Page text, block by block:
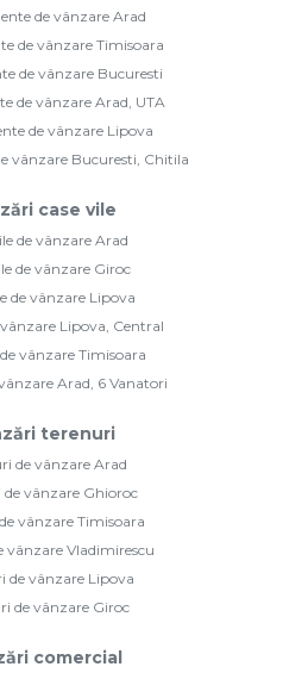
de vânzare Arad
de vânzare Timisoara
de vânzare Bucuresti
de vânzare Arad, UTA
de vânzare Lipova
vânzare Bucuresti, Chitila
case vile
de vânzare Arad
de vânzare Giroc
de vânzare Lipova
vânzare Lipova, Central
vânzare Timisoara
Arad, 6 Vanatori
terenuri
de vânzare Arad
de vânzare Ghioroc
vânzare Timisoara
vânzare Vladimirescu
de vânzare Lipova
de vânzare Giroc
comercial